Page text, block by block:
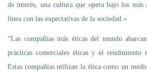
de interés, una cultura que opera bajo los más
línea con las expectativas de la sociedad.»
“Las compañías más éticas del mundo
prácticas comerciales éticas y el rendimiento
Estas compañías utilizan la ética como un